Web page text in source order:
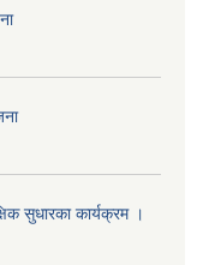
सुधारका कार्यक्रम ।